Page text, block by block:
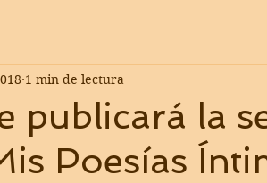
publicará la
Poesías
1 min de lectura